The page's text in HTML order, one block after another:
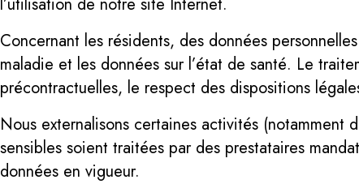
Concernant les résidents, des données
maladie et les données sur l’état de santé. Le
précontractuelles, le respect des dispositions
Nous externalisons certaines activités
sensibles soient traitées par des prestataires
données en vigueur.